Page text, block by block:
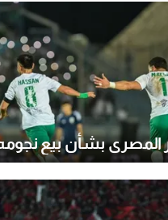
المصري بشأن بيع